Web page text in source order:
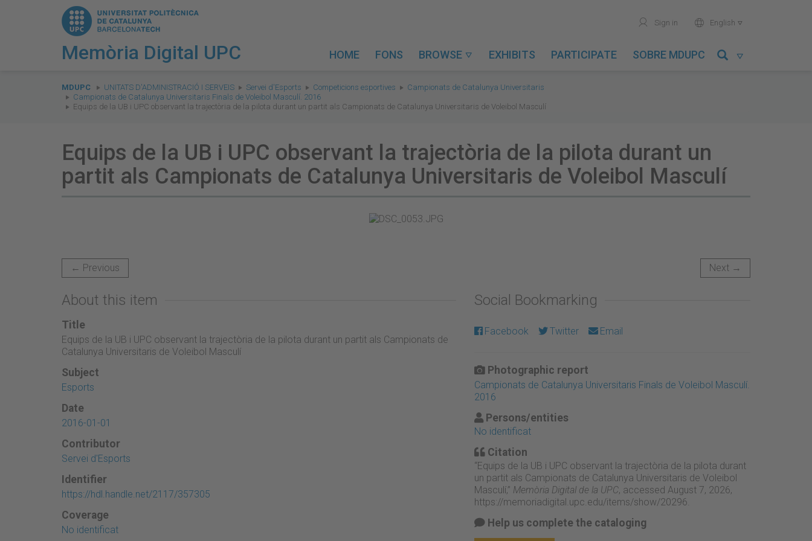
Memòria Digital UPC
user Sign in world English 
HOME FONS BROWSE  EXHIBITS PARTICIPATE SOBRE MDUPC 
are
here:
MDUPC UNITATS D'ADMINISTRACIÓ I SERVEIS Servei d'Esports Competicions esportives
Campionats de Catalunya Universitaris
Campionats de Catalunya Universitaris Finals de Voleibol Masculí. 2016
Equips de la UB i UPC observant la trajectòria de la pilota durant un partit als Campionats de Catalunya Universitaris de Voleibol Masculí
Equips de la UB i UPC observant la trajectòria de la pilota durant un
partit als Campionats de Catalunya Universitaris de Voleibol Masculí
← Previous Next →
About this item
Title
Equips de la UB i UPC observant la trajectòria de la pilota durant un partit als Campionats de
Catalunya Universitaris de Voleibol Masculí
Subject
Esports
Date
2016-01-01
Contributor
Servei d'Esports
Identifier
https://hdl.handle.net/2117/357305
Coverage
No identificat
Social Bookmarking
Facebook Twitter Email
Photographic report
Campionats de Catalunya Universitaris Finals de Voleibol Masculí.
2016
Persons/entities
No identificat
Citation
“Equips de la UB i UPC observant la trajectòria de la pilota durant
un partit als Campionats de Catalunya Universitaris de Voleibol
Masculí,” Memòria Digital de la UPC, accessed August 7, 2026,
https://memoriadigital.upc.edu/items/show/20296
Help us complete the cataloging